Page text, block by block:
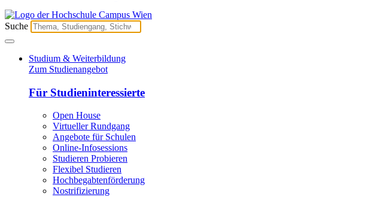
Suche
Studium & Weiterbildung
Zum Studienangebot
Für Studieninteressierte
Open House
Virtueller Rundgang
Angebote für Schulen
Online-Infosessions
Studieren Probieren
Flexibel Studieren
Hochbegabtenförderung
Nostrifizierung